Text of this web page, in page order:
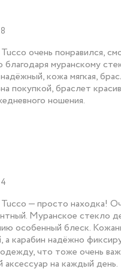
очень понравился,
благодаря муранскому
кожа мягкая,
покупкой, браслет
ношения.
— просто находка!
Муранское стекло
особенный блеск.
а карабин надёжно
что тоже очень
на каждый день.